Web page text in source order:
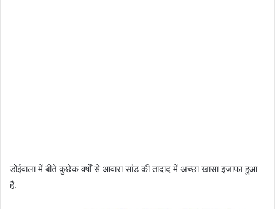
डोईवाला में बीते कुछेक वर्षों से आवारा सांड की तादाद में अच्छा खासा इजाफा हुआ
है.